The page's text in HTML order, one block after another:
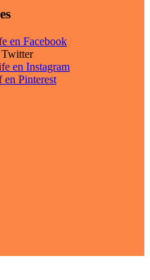
en Facebook
Twitter
en Instagram
en Pinterest